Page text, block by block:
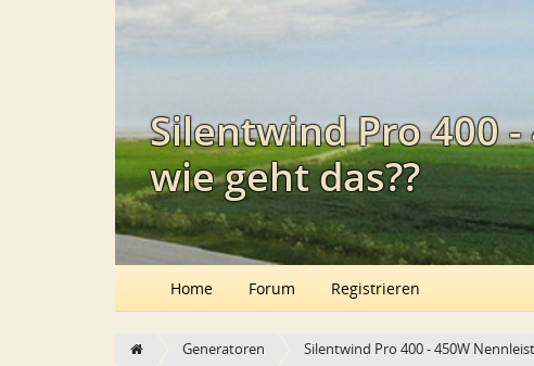
Silentwind Pro 400
wie geht das??
Home Forum Registrieren
Generatoren Silentwind Pro 400 - 450W